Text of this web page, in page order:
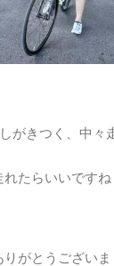
がきつく、中々
たらいいですね
がとうございま